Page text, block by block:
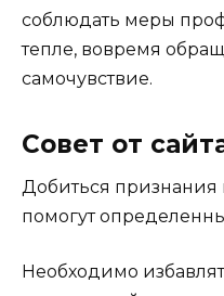
соблюдать меры
тепле, вовремя
самочувствие.
Совет от
Добиться признания
помогут
Необходимо